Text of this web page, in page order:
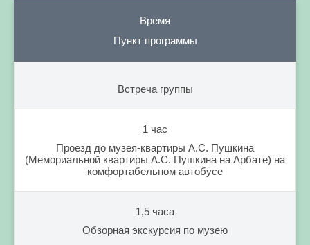
Время
Пункт программы
Встреча группы
1 час
Проезд до музея-квартиры А.С. Пушкина
(Мемориальной квартиры А.С. Пушкина на Арбате) на
комфортабельном автобусе
1,5 часа
Обзорная экскурсия по музею